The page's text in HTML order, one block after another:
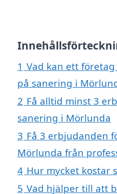
1 Vad kan ett
på sanering i
2 Få alltid minst 3
sanering i Mörlunda
3 Få 3 erbjudanden
Mörlunda från
4 Hur mycket kostar
5 Vad hjälper till att